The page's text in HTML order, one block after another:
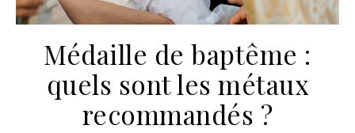
Médaille de baptême :
quels sont les métaux
recommandés ?